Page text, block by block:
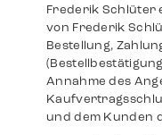
Frederik Schlüter
von Frederik
Bestellung,
Annahme des
und dem Kunden